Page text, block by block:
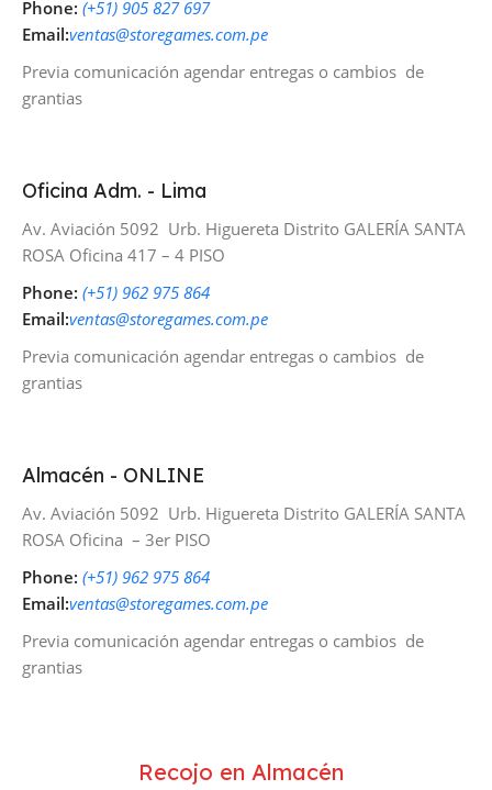
Phone: (+51) 905 827 697
Email:ventas@storegames.com.pe
Previa comunicación agendar entregas o cambios de
grantias
Oficina Adm. - Lima
Av. Aviación 5092 Urb. Higuereta Distrito GALERÍA SANTA
ROSA Oficina 417 – 4 PISO
Phone: (+51) 962 975 864
Email:ventas@storegames.com.pe
Previa comunicación agendar entregas o cambios de
grantias
Almacén - ONLINE
Av. Aviación 5092 Urb. Higuereta Distrito GALERÍA SANTA
ROSA Oficina – 3er PISO
Phone: (+51) 962 975 864
Email:ventas@storegames.com.pe
Previa comunicación agendar entregas o cambios de
grantias
Recojo en Almacén